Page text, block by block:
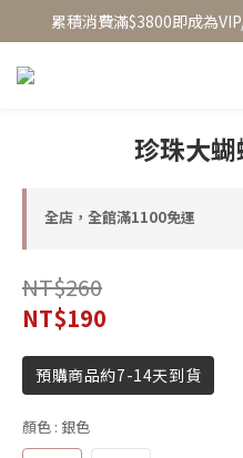
至8/5換季優惠/單
累積消費滿$3800即成為
至8/5換季優惠/單
珍珠大
全店，全館滿1100免運
NT$260
NT$190
預購商品約7-14天到貨
顏色 : 銀色